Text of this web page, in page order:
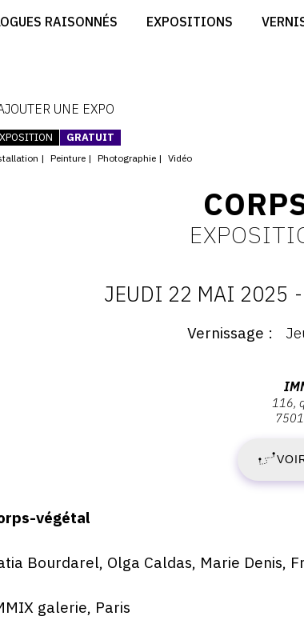
RAISONNÉS EXPOSITIONS
CRÉER SON CATALOGUE D'EXPO
UNE EXPO
GRATUIT
Peinture Photographie Vidéo
JEUDI 22 MAI 2025 -
Vernissage
Paris
116,
végétal
Bourdarel, Olga Caldas, Marie Denis,
galerie, Paris